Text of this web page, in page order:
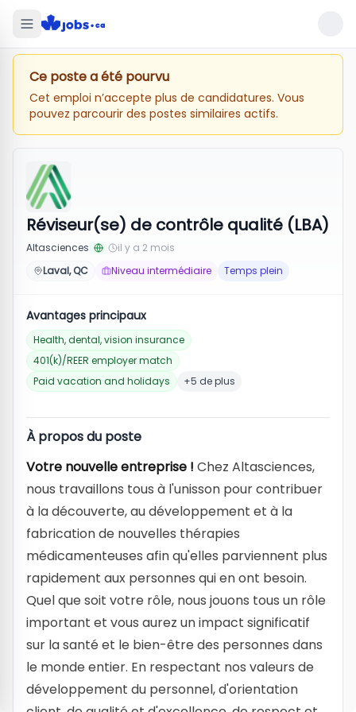
Ce poste a été pourvu
Cet emploi n’accepte plus de candidatures. Vous
pouvez parcourir des postes similaires actifs.
Réviseur(se) de contrôle qualité (LBA)
Altasciences
il y a 2 mois
Laval, QC
Niveau intermédiaire Temps plein
Avantages principaux
Health, dental, vision insurance
401(k)/REER employer match
Paid vacation and holidays
+5 de plus
À propos du poste
Votre nouvelle entreprise ! Chez Altasciences,
nous travaillons tous à l'unisson pour contribuer
à la découverte, au développement et à la
fabrication de nouvelles thérapies
médicamenteuses afin qu'elles parviennent plus
rapidement aux personnes qui en ont besoin.
Quel que soit votre rôle, nous jouons tous un rôle
important et vous aurez un impact significatif
sur la santé et le bien-être des personnes dans
le monde entier. En respectant nos valeurs de
développement du personnel, d'orientation